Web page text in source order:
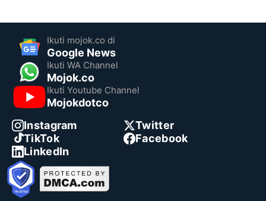
Ikuti mojok.co di
Google News
Ikuti WA Channel
Mojok.co
Ikuti Youtube Channel
Mojokdotco
Instagram
Twitter
TikTok
Facebook
LinkedIn